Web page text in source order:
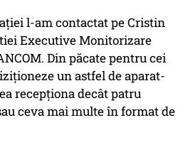
l-am contactat pe Cristin
Executive Monitorizare
Din păcate pentru cei
un astfel de aparat-
recepționa decât patru
ceva mai multe în format de